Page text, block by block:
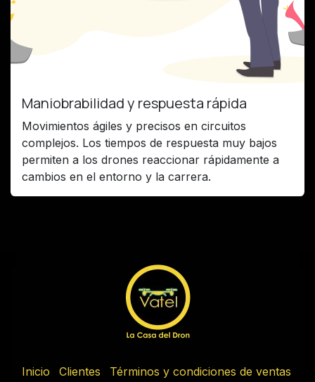
Maniobrabilidad y respuesta rápida
Movimientos ágiles y precisos en circuitos
complejos. Los tiempos de respuesta muy bajos
permiten a los drones reaccionar rápidamente a
cambios en el entorno y la carrera.
Inicio Clientes
Términos y condiciones de ventas